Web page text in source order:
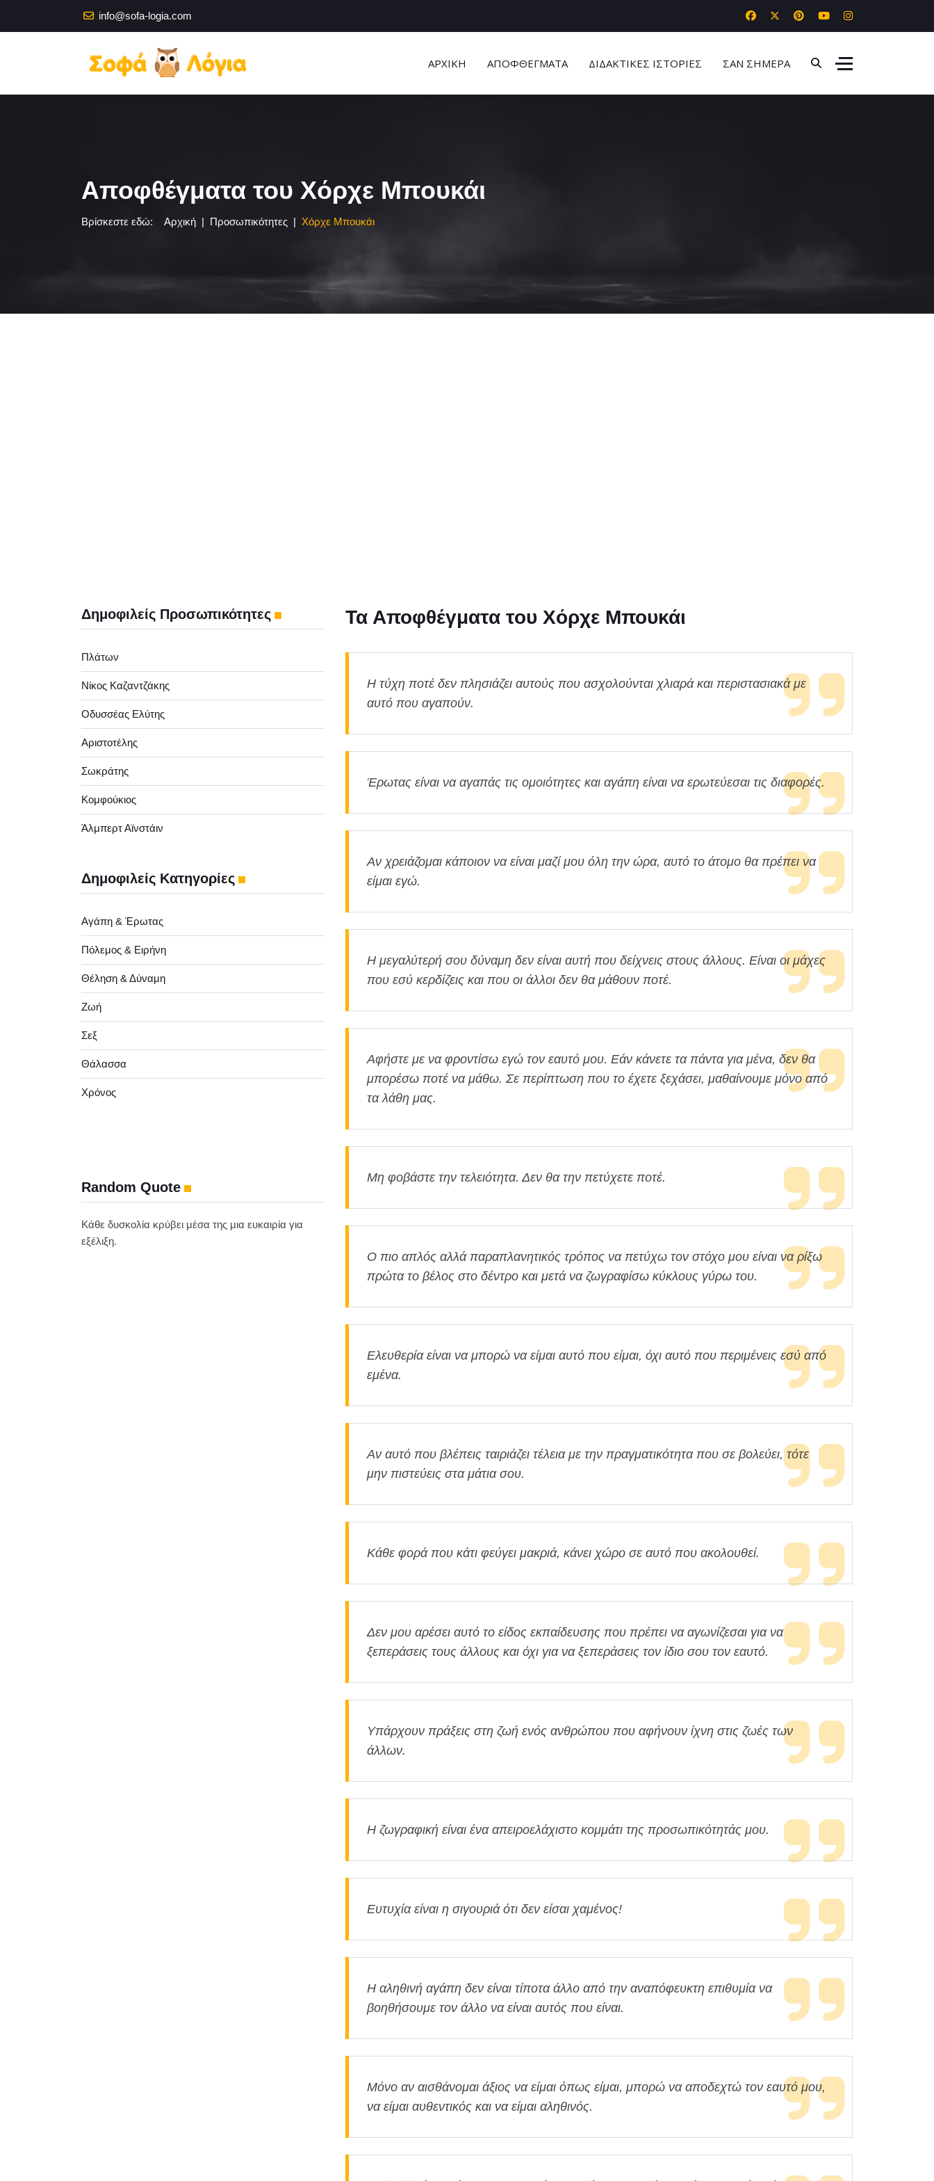
info@sofa-logia.com
ΑΡΧΙΚΗ ΑΠΟΦΘΕΓΜΑΤΑ ΔΙΔΑΚΤΙΚΕΣ ΙΣΤΟΡΙΕΣ ΣΑΝ ΣΗΜΕΡΑ
Αποφθέγματα του Χόρχε Μπουκάι
Βρίσκεστε εδώ: Αρχική Προσωπικότητες Χόρχε Μπουκάι
Δημοφιλείς Προσωπικότητες
Πλάτων
Νίκος Καζαντζάκης
Οδυσσέας Ελύτης
Αριστοτέλης
Σωκράτης
Κομφούκιος
Άλμπερτ Αϊνστάιν
Δημοφιλείς Κατηγορίες
Αγάπη & Έρωτας
Πόλεμος & Ειρήνη
Θέληση & Δύναμη
Ζωή
Σεξ
Θάλασσα
Χρόνος
Random Quote
Κάθε δυσκολία κρύβει μέσα της μια ευκαιρία για
εξέλιξη.
Τα Αποφθέγματα του Χόρχε Μπουκάι
Η τύχη ποτέ δεν πλησιάζει αυτούς που ασχολούνται χλιαρά και περιστασιακά με
αυτό που αγαπούν.
Έρωτας είναι να αγαπάς τις ομοιότητες και αγάπη είναι να ερωτεύεσαι τις διαφορές.
Αν χρειάζομαι κάποιον να είναι μαζί μου όλη την ώρα, αυτό το άτομο θα πρέπει να
είμαι εγώ.
Η μεγαλύτερή σου δύναμη δεν είναι αυτή που δείχνεις στους άλλους. Είναι οι μάχες
που εσύ κερδίζεις και που οι άλλοι δεν θα μάθουν ποτέ.
Αφήστε με να φροντίσω εγώ τον εαυτό μου. Εάν κάνετε τα πάντα για μένα, δεν θα
μπορέσω ποτέ να μάθω. Σε περίπτωση που το έχετε ξεχάσει, μαθαίνουμε μόνο από
τα λάθη μας.
Μη φοβάστε την τελειότητα. Δεν θα την πετύχετε ποτέ.
Ο πιο απλός αλλά παραπλανητικός τρόπος να πετύχω τον στόχο μου είναι να ρίξω
πρώτα το βέλος στο δέντρο και μετά να ζωγραφίσω κύκλους γύρω του.
Ελευθερία είναι να μπορώ να είμαι αυτό που είμαι, όχι αυτό που περιμένεις εσύ από
εμένα.
Αν αυτό που βλέπεις ταιριάζει τέλεια με την πραγματικότητα που σε βολεύει, τότε
μην πιστεύεις στα μάτια σου.
Κάθε φορά που κάτι φεύγει μακριά, κάνει χώρο σε αυτό που ακολουθεί.
Δεν μου αρέσει αυτό το είδος εκπαίδευσης που πρέπει να αγωνίζεσαι για να
ξεπεράσεις τους άλλους και όχι για να ξεπεράσεις τον ίδιο σου τον εαυτό.
Υπάρχουν πράξεις στη ζωή ενός ανθρώπου που αφήνουν ίχνη στις ζωές των
άλλων.
Η ζωγραφική είναι ένα απειροελάχιστο κομμάτι της προσωπικότητάς μου.
Ευτυχία είναι η σιγουριά ότι δεν είσαι χαμένος!
Η αληθινή αγάπη δεν είναι τίποτα άλλο από την αναπόφευκτη επιθυμία να
βοηθήσουμε τον άλλο να είναι αυτός που είναι.
Μόνο αν αισθάνομαι άξιος να είμαι όπως είμαι, μπορώ να αποδεχτώ τον εαυτό μου,
να είμαι αυθεντικός και να είμαι αληθινός.